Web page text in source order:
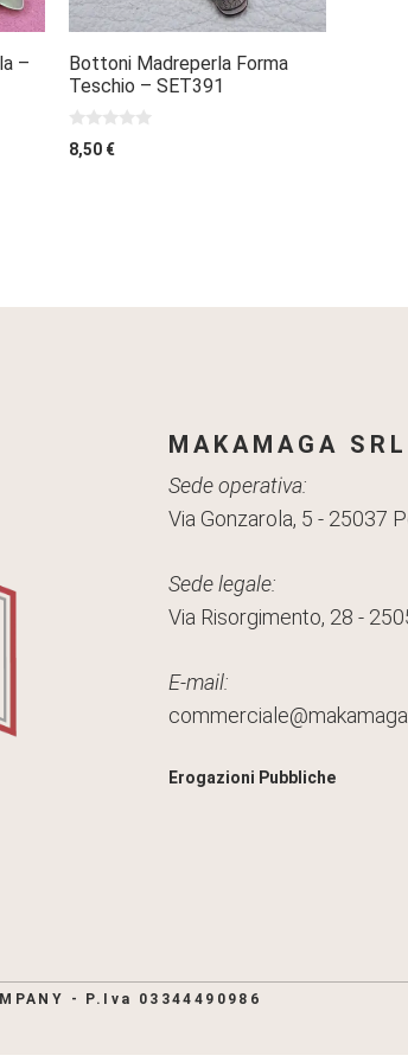
–
Bottoni Madreperla Forma
Teschio – SET391
0
s
8,50 €
MAKAMAGA SRL
Sede operativa:
Via Gonzarola, 5 - 25037
Sede legale:
Via Risorgimento, 28 -
E-mail:
Erogazioni Pubbliche
- P.Iva 03344490986